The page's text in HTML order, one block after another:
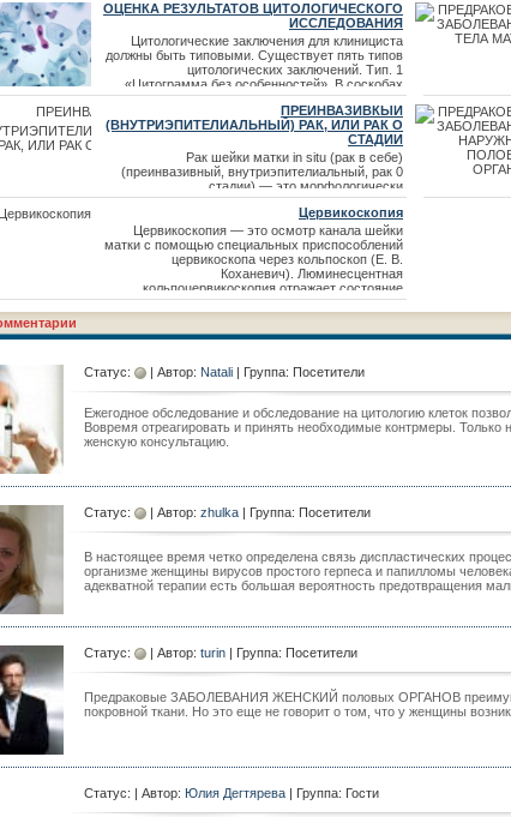
ОЦЕНКА РЕЗУЛЬТАТОВ ЦИТОЛОГИЧЕСКОГО
ИССЛЕДОВАНИЯ
Цитологические заключения для клинициста
должны быть типовыми. Существует пять типов
цитологических заключений. Тип. 1
«Цитограмма без особенностей». В соскобах
имеются неизмененные клетки плоского
многослойного или железистого эпителия.
Данный тип цитологического заключения
оценивается клиницистом в зависимости от
результатов гинекологического осмотра. Тип II.
«Лейкоплакия», «
ПРЕИНВАЗИВКЫЙ
(ВНУТРИЭПИТЕЛИАЛЬНЫЙ) РАК, ИЛИ РАК О
СТАДИИ
Рак шейки матки in situ (рак в себе)
(преинвазивный, внутриэпителиальный, рак 0
стадии) — это морфологически
злокачественное изменение эпителия шейки
матки, еще не распространившееся за
базальную мембрану (рак без инвазии).
Инвазивный, или истинный, рак — это такое
состояние, когда атипические (раковые) клетки
многослойного плоского эпителия проникают за
базальную мембрану
Цервикоскопия
Цервикоскопия — это осмотр канала шейки
матки с помощью специальных приспособлений
цервикоскопа через кольпоскоп (Е. В.
Коханевич). Люминесцентная
кольпоцервикоскопия отражает состояние
нуклеинового обмена в клетках эпителия
слизистой оболочки. При окраске шейки матки
раствором флюоресцеина натрия цвет свечения
Статус: | Автор: Natali | Группа: Посетители
Ежегодное обследование и обследование на цитологию клеток
Вовремя отреагировать и принять необходимые контрмеры. Только
женскую консультацию.
Статус: | Автор: zhulka | Группа: Посетители
В настоящее время четко определена связь диспластических
организме женщины вирусов простого герпеса и папилломы
адекватной терапии есть большая вероятность предотвращения
Статус: | Автор: turin | Группа: Посетители
Предраковые ЗАБОЛЕВАНИЯ ЖЕНСКИЙ половых ОРГАНОВ
покровной ткани. Но это еще не говорит о том, что у женщины
Статус: | Автор: Юлия Дегтярева | Группа: Гости